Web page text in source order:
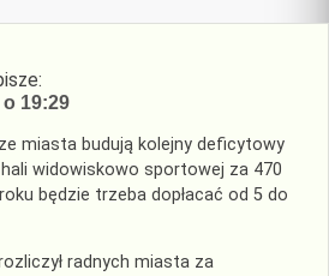
19:29
miasta budują kolejny deficytowy
widowiskowo sportowej za 470
będzie trzeba dopłacać od 5 do
radnych miasta za